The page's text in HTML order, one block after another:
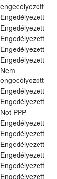
engedélyezett
Engedélyezett
Engedélyezett
Engedélyezett
Engedélyezett
Engedélyezett
Nem
engedélyezett
Engedélyezett
Engedélyezett
Not PPP
Engedélyezett
Engedélyezett
Engedélyezett
Engedélyezett
Engedélyezett
Engedélyezett